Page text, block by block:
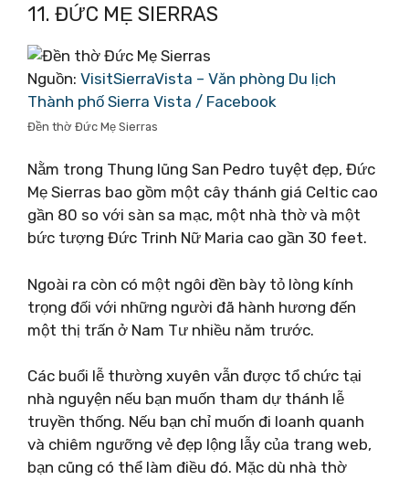
11. ĐỨC MẸ SIERRAS
Nguồn: VisitSierraVista – Văn phòng Du lịch
Thành phố Sierra Vista / Facebook
Đền thờ Đức Mẹ Sierras
Nằm trong Thung lũng San Pedro tuyệt đẹp, Đức
Mẹ Sierras bao gồm một cây thánh giá Celtic cao
gần 80 so với sàn sa mạc, một nhà thờ và một
bức tượng Đức Trinh Nữ Maria cao gần 30 feet.
Ngoài ra còn có một ngôi đền bày tỏ lòng kính
trọng đối với những người đã hành hương đến
một thị trấn ở Nam Tư nhiều năm trước.
Các buổi lễ thường xuyên vẫn được tổ chức tại
nhà nguyện nếu bạn muốn tham dự thánh lễ
truyền thống. Nếu bạn chỉ muốn đi loanh quanh
và chiêm ngưỡng vẻ đẹp lộng lẫy của trang web,
bạn cũng có thể làm điều đó. Mặc dù nhà thờ